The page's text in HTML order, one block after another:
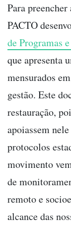
Para
PACTO
de Programas
que apresenta
mensurados
gestão. Este
restauração,
apoiassem
protocolos
movimento
de
remoto e
alcance das